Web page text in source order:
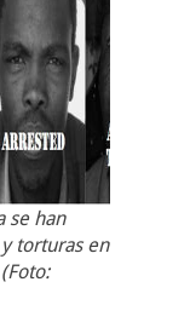
se han
torturas en